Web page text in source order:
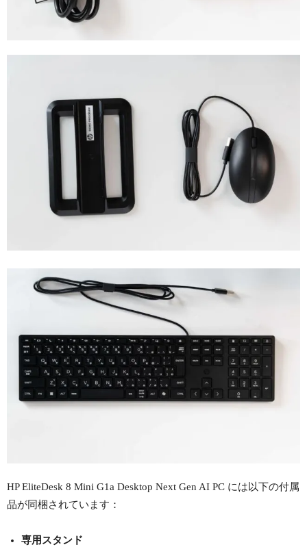
HP EliteDesk 8 Mini G1a Desktop Next Gen AI PC には以下の付属
品が同梱されています：
専用スタンド